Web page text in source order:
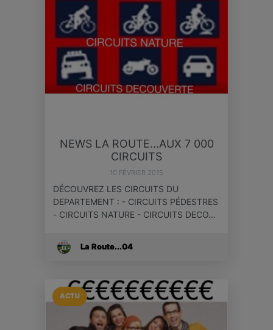
NEWS LA ROUTE...AUX 7 000
CIRCUITS
10 FÉVRIER 2015
DÉCOUVREZ LES CIRCUITS DU
DEPARTEMENT : - CIRCUITS PÉDESTRES
- CIRCUITS NATURE - CIRCUITS DECO…
La Route...04
ACTU